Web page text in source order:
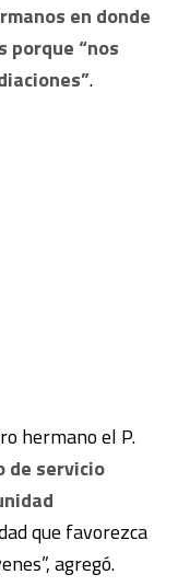
en donde
porque “nos
.
hermano el P.
de servicio
que favorezca
agregó.